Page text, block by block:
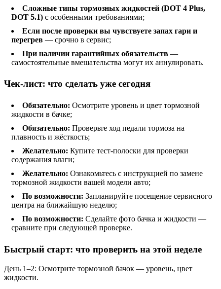
Сложные типы тормозных жидкостей (DOT 4 Plus,
DOT 5.1) с особенными требованиями;
Если после проверки вы чувствуете запах гари и
перегрев — срочно в сервис;
При наличии гарантийных обязательств —
самостоятельные вмешательства могут их аннулировать.
Чек-лист: что сделать уже сегодня
Обязательно: Осмотрите уровень и цвет тормозной
жидкости в бачке;
Обязательно: Проверьте ход педали тормоза на
плавность и жёсткость;
Желательно: Купите тест-полоски для проверки
содержания влаги;
Желательно: Ознакомьтесь с инструкцией по замене
тормозной жидкости вашей модели авто;
По возможности: Запланируйте посещение сервисного
центра на ближайшую неделю;
По возможности: Сделайте фото бачка и жидкости —
сравните при следующей проверке.
Быстрый старт: что проверить на этой неделе
День 1–2: Осмотрите тормозной бачок — уровень, цвет
жидкости.